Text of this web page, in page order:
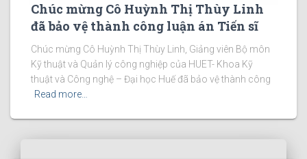
Chúc mừng Cô Huỳnh Thị Thùy Linh
đã bảo vệ thành công luận án Tiến sĩ
Chúc mừng Cô Huỳnh Thị Thùy Linh, Giảng viên Bộ môn
Kỹ thuật và Quản lý công nghiệp của HUET- Khoa Kỹ
thuật và Công nghệ – Đại học Huế đã bảo vệ thành công
Read more…